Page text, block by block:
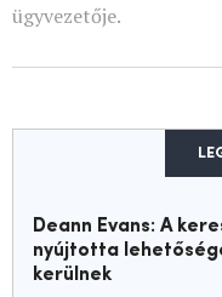
ügyvezetője.
Deann Evans: A
nyújtotta
kerülnek